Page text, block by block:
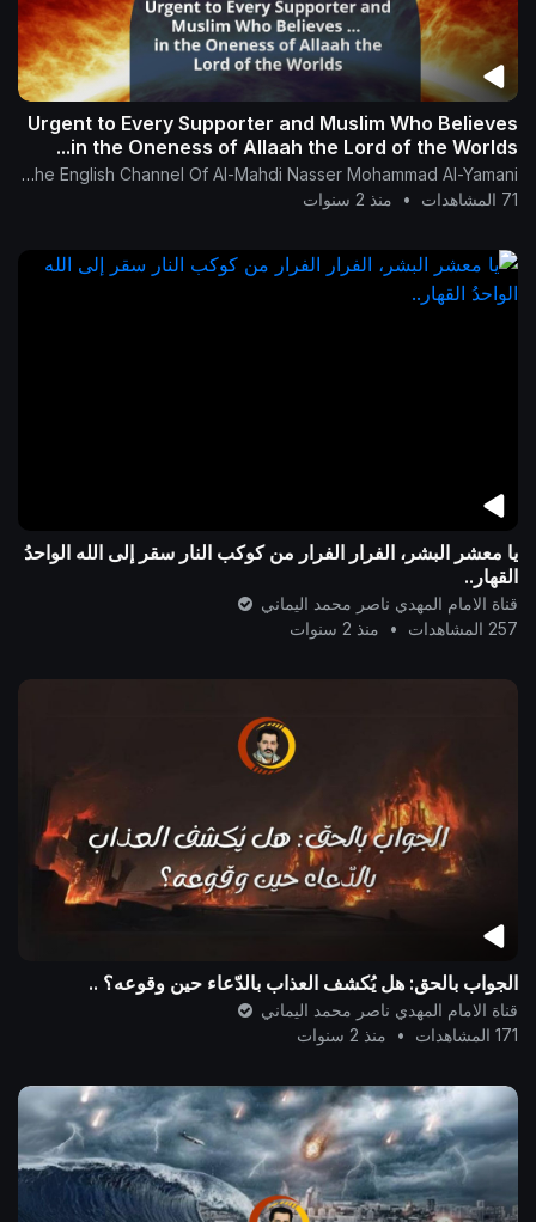
Urgent to Every Supporter and Muslim Who Believes
in the Oneness of Allaah the Lord of the Worlds...
The English Channel Of Al-Mahdi Nasser Mohammad Al-Yamani
71 المشاهدات
• منذ 2 سنوات
يا معشر البشر، الفرار الفرار من كوكب النار سقر إلى الله الواحدُ
القهار..
قناة الامام المهدي ناصر محمد اليماني
257 المشاهدات
• منذ 2 سنوات
الجواب بالحق: هل يُكشف العذاب بالدّعاء حين وقوعه؟ ..
قناة الامام المهدي ناصر محمد اليماني
171 المشاهدات
• منذ 2 سنوات